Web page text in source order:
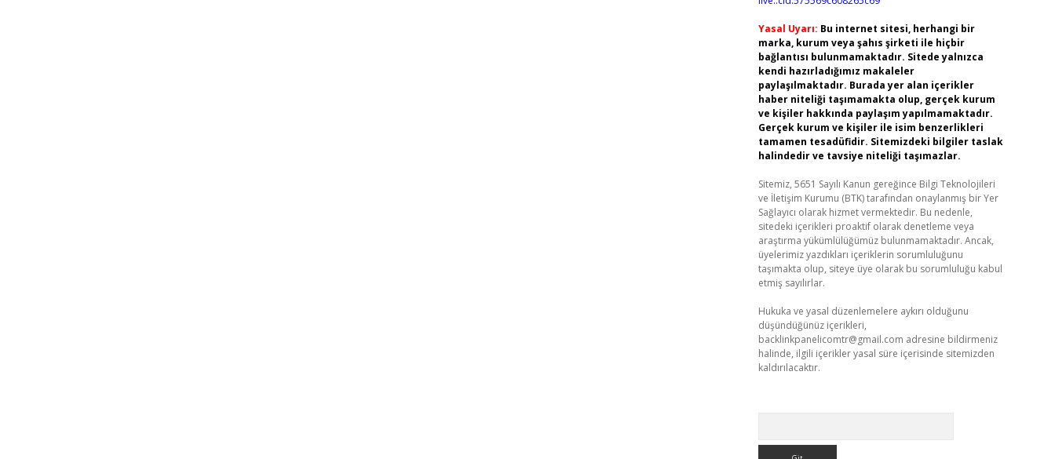
Yasal Uyarı: Bu internet sitesi, herhangi bir
marka, kurum veya şahıs şirketi ile hiçbir
bağlantısı bulunmamaktadır. Sitede yalnızca
kendi hazırladığımız makaleler
paylaşılmaktadır. Burada yer alan içerikler
haber niteliği taşımamakta olup, gerçek kurum
ve kişiler hakkında paylaşım yapılmamaktadır.
Gerçek kurum ve kişiler ile isim benzerlikleri
tamamen tesadüfidir. Sitemizdeki bilgiler taslak
halindedir ve tavsiye niteliği taşımazlar.
Sitemiz, 5651 Sayılı Kanun gereğince Bilgi Teknolojileri
ve İletişim Kurumu (BTK) tarafından onaylanmış bir Yer
Sağlayıcı olarak hizmet vermektedir. Bu nedenle,
sitedeki içerikleri proaktif olarak denetleme veya
araştırma yükümlülüğümüz bulunmamaktadır. Ancak,
üyelerimiz yazdıkları içeriklerin sorumluluğunu
taşımakta olup, siteye üye olarak bu sorumluluğu kabul
etmiş sayılırlar.
Hukuka ve yasal düzenlemelere aykırı olduğunu
düşündüğünüz içerikleri,
backlinkpanelicomtr@gmail.com adresine bildirmeniz
halinde, ilgili içerikler yasal süre içerisinde sitemizden
kaldırılacaktır.